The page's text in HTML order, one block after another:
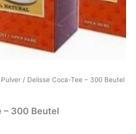
/ Delisse Coca-Tee – 300 Beutel
– 300 Beutel